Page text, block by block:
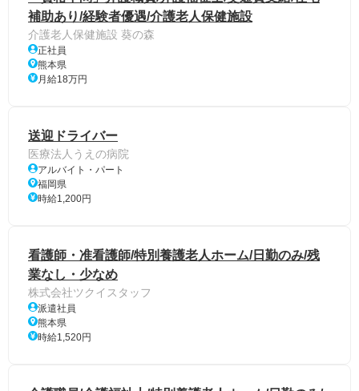
補助あり/経験者優遇/介護老人保健施設
介護老人保健施設 葵の森
正社員
熊本県
月給18万円
送迎ドライバー
医療法人うえの病院
アルバイト・パート
福岡県
時給1,200円
看護師・准看護師/特別養護老人ホーム/日勤のみ/残
業なし・少なめ
株式会社ツクイスタッフ
派遣社員
熊本県
時給1,520円